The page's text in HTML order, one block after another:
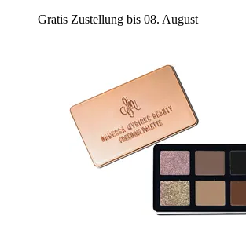
Gratis Zustellung bis 08. August